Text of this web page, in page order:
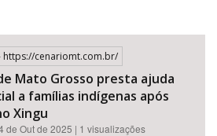
https://cenariomt.com.br/
Mato Grosso presta ajuda
a famílias indígenas após
Xingu
de Out de 2025 | 1 visualizações